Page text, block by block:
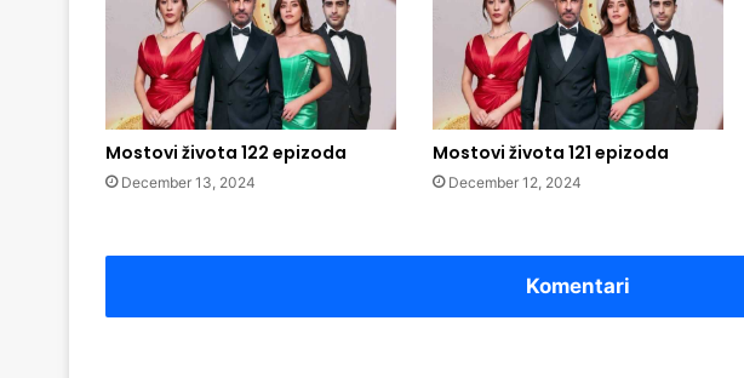
Mostovi života 122 epizoda
December 13, 2024
Mostovi života 121 epizoda
December 12, 2024
Komentari